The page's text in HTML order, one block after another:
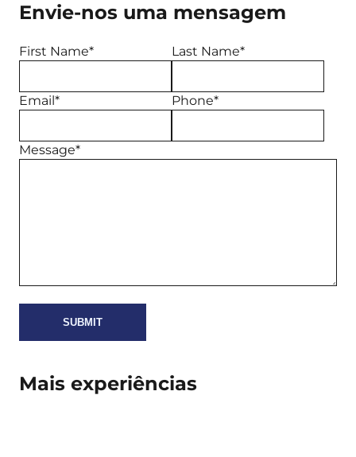
Envie-nos uma mensagem
First Name* Last Name*
Email* Phone*
Message*
Mais experiências